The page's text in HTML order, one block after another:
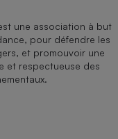
une association à but
pour défendre les
et promouvoir une
et respectueuse des